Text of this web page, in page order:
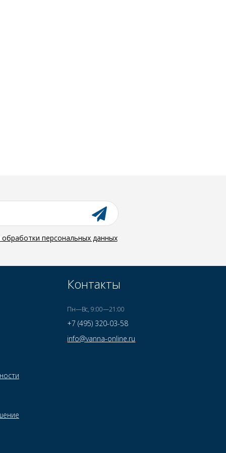
обработки персональных данных
Контакты
Пн—Вс, 9:00—21:00
+7 (495) 320-03-58
info@vanna-online.ru